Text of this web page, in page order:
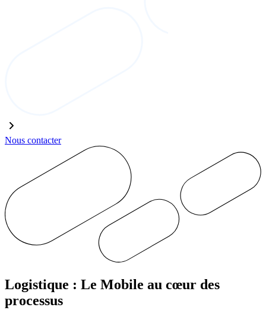
Nous contacter
Logistique : Le Mobile au cœur des
processus